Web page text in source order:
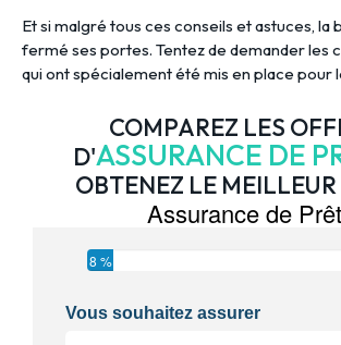
Et si malgré tous ces conseils et astuces, la
fermé ses portes. Tentez de demander les
qui ont spécialement été mis en place pour
COMPAREZ LES
D'ASSURANCE DE
OBTENEZ LE